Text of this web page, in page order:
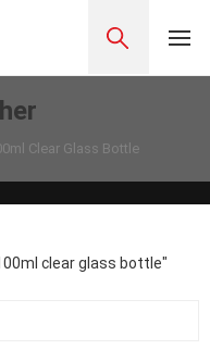
Clear Glass Bottle
clear glass bottle"